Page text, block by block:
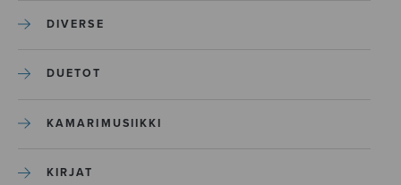
DIVERSE
DUETOT
KAMARIMUSIIKKI
KIRJAT